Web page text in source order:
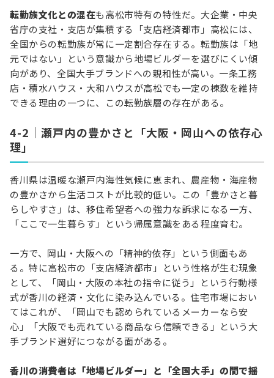
転勤族文化との混在も高松市特有の特性だ。大企業・中央
省庁の支社・支店が集積する「支店経済都市」高松には、
全国からの転勤族が常に一定割合存在する。転勤族は「地
元ではない」という意識から地場ビルダーを選びにくい傾
向があり、全国大手ブランドへの親和性が高い。一条工務
店・積水ハウス・大和ハウスが高松でも一定の棟数を維持
できる理由の一つに、この転勤族層の存在がある。
4-2｜瀬戸内の豊かさと「大阪・岡山への依存心
理」
香川県は温暖な瀬戸内海性気候に恵まれ、農産物・海産物
の豊かさから生活コストが比較的低い。この「豊かさと暮
らしやすさ」は、移住希望者への強力な訴求になる一方、
「ここで一生暮らす」という帰属意識をある程度育む。
一方で、岡山・大阪への「精神的依存」という側面もあ
る。特に高松市の「支店経済都市」という性格が生む現象
として、「岡山・大阪の本社の指令に従う」という行動様
式が香川の経済・文化に染み込んでいる。住宅市場におい
てはこれが、「岡山でも認められているメーカーなら安
心」「大阪でも売れている商品なら信頼できる」という大
手ブランド選好につながる面がある。
香川の消費者は「地場ビルダー」と「全国大手」の間で揺